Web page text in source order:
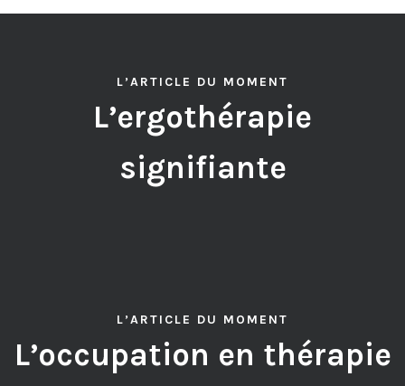
L’ARTICLE DU MOMENT
L’ergothérapie
signifiante
L’ARTICLE DU MOMENT
L’occupation en thérapie